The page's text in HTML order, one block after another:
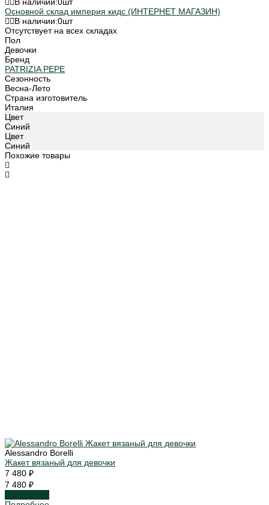
Основной склад империя кидс (ИНТЕРНЕТ МАГАЗИН)
В наличии:0шт
Отсутствует на всех складах
Пол
Девочки
Бренд
PATRIZIA PEPE
Сезонность
Весна-Лето
Страна изготовитель
Италия
Цвет
Синий
Цвет
Синий
Похожие товары
Alessandro Borelli
Жакет вязаный для девочки
7 480 ₽
7 480 ₽